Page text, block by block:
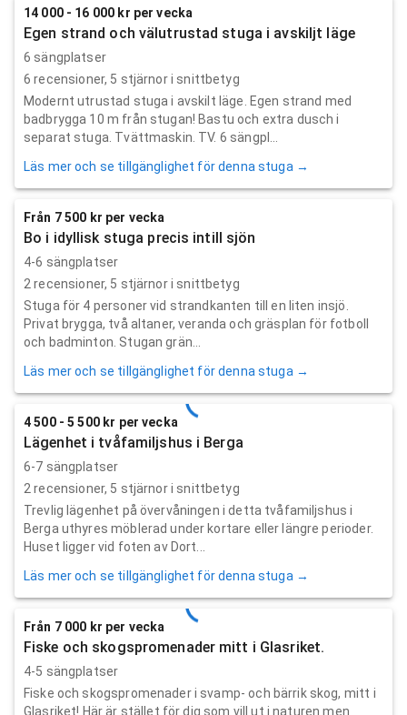
14 000 - 16 000 kr per vecka
Egen strand och välutrustad stuga i avskiljt läge
6 sängplatser
6 recensioner, 5 stjärnor i snittbetyg
Modernt utrustad stuga i avskilt läge. Egen strand med
badbrygga 10 m från stugan! Bastu och extra dusch i
separat stuga. Tvättmaskin. TV. 6 sängpl...
Läs mer och se tillgänglighet för denna stuga →
Från 7 500 kr per vecka
Bo i idyllisk stuga precis intill sjön
4-6 sängplatser
2 recensioner, 5 stjärnor i snittbetyg
Stuga för 4 personer vid strandkanten till en liten insjö.
Privat brygga, två altaner, veranda och gräsplan för fotboll
och badminton. Stugan grän...
Läs mer och se tillgänglighet för denna stuga →
4 500 - 5 500 kr per vecka
Lägenhet i tvåfamiljshus i Berga
6-7 sängplatser
2 recensioner, 5 stjärnor i snittbetyg
Trevlig lägenhet på övervåningen i detta tvåfamiljshus i
Berga uthyres möblerad under kortare eller längre perioder.
Huset ligger vid foten av Dort...
Läs mer och se tillgänglighet för denna stuga →
Från 7 000 kr per vecka
Fiske och skogspromenader mitt i Glasriket.
4-5 sängplatser
Fiske och skogspromenader i svamp- och bärrik skog, mitt i
Glasriket! Här är stället för dig som vill ut i naturen men